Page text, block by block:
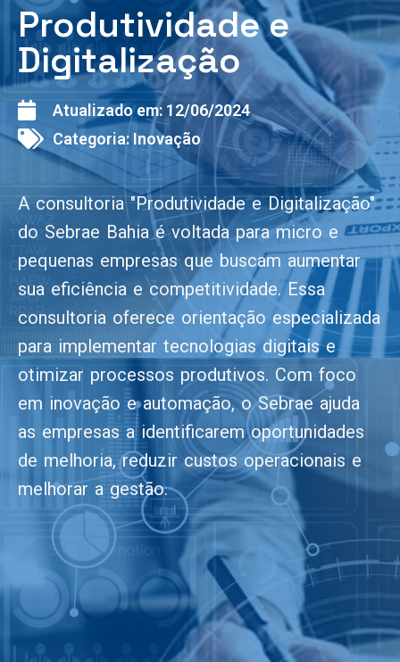
Produtividade e
Digitalização
Atualizado em: 12/06/2024
Categoria: Inovação
A consultoria "Produtividade e Digitalização"
do Sebrae Bahia é voltada para micro e
pequenas empresas que buscam aumentar
sua eficiência e competitividade. Essa
consultoria oferece orientação especializada
para implementar tecnologias digitais e
otimizar processos produtivos. Com foco
em inovação e automação, o Sebrae ajuda
as empresas a identificarem oportunidades
de melhoria, reduzir custos operacionais e
melhorar a gestão.